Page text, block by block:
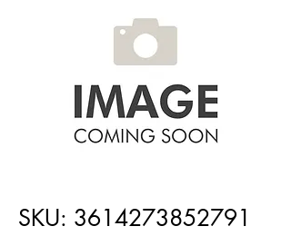
SKU: 3614273852791